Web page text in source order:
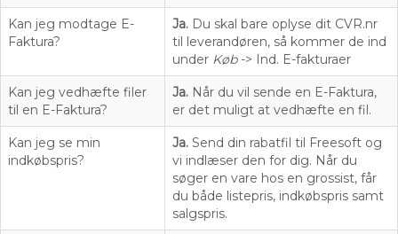
Kan jeg modtage E-
Faktura?
Ja. Du skal bare oplyse dit CVR.nr
til leverandøren, så kommer de ind
under Køb-> Ind. E-fakturaer
Kan jeg vedhæfte filer
til en E-Faktura?
Ja. Når du vil sende en E-Faktura,
er det muligt at vedhæfte en fil.
Kan jeg se min
indkøbspris?
Ja. Send din rabatfil til Freesoft og
vi indlæser den for dig. Når du
søger en vare hos en grossist, får
du både listepris, indkøbspris samt
salgspris.